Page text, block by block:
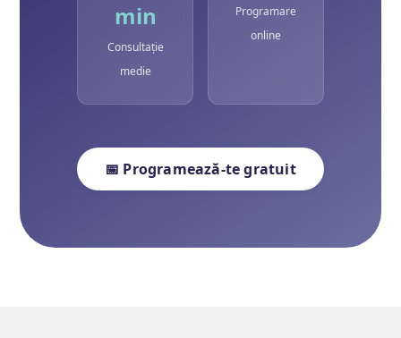
min
Consultație
medie
Programare
online
📅 Programează-te gratuit